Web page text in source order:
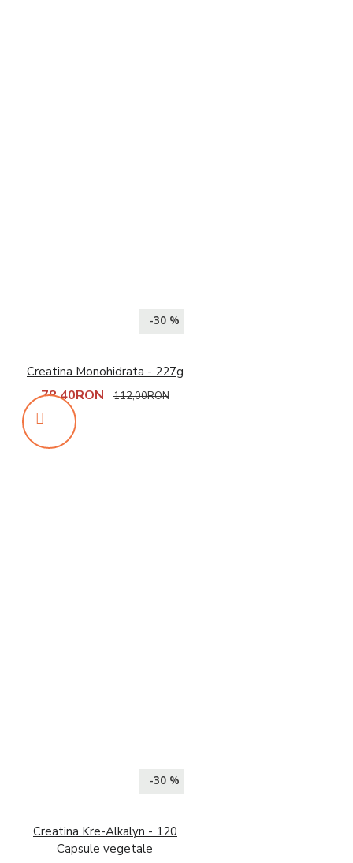
-30 %
Creatina Monohidrata - 227g
78,40RON 112,00RON
-30 %
Creatina Kre-Alkalyn - 120
Capsule vegetale